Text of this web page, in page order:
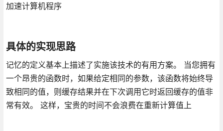
加速计算机程序
具体的实现思路
记忆的定义基本上描述了实施该技术的有用方案。 当您拥有
一个昂贵的函数时，如果给定相同的参数，该函数将始终导
致相同的值，则缓存结果并在下次调用它时返回缓存的值非
常有效。 这样，宝贵的时间不会浪费在重新计算值上